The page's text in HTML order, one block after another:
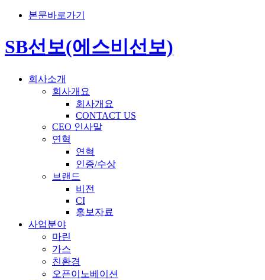
본문바로가기
SB선보(에스비선보)
회사소개
회사개요
회사개요
CONTACT US
CEO 인사말
연혁
연혁
인증/수상
브랜드
비전
CI
홍보자료
사업분야
마린
가스
친환경
오픈이노베이션